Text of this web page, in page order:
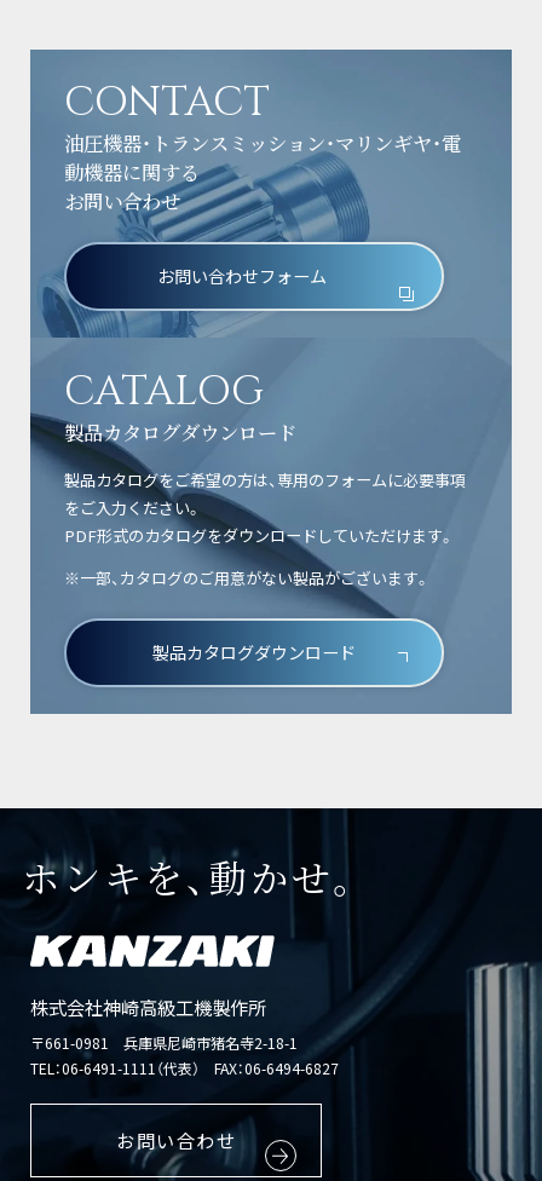
CONTACT
油圧機器・トランスミッション・マリンギヤ・電
動機器に関する
お問い合わせ
お問い合わせフォーム
CATALOG
製品カタログダウンロード
製品カタログをご希望の方は、専用のフォームに必要事項
をご入力ください。
PDF形式のカタログをダウンロードしていただけます。
※一部、カタログのご用意がない製品がございます。
製品カタログダウンロード
株式会社神崎高級工機製作所
〒661-0981 兵庫県尼崎市猪名寺2-18-1
TEL：06-6491-1111（代表） FAX：06-6494-6827
お問い合わせ
ホンキを、動かせ。